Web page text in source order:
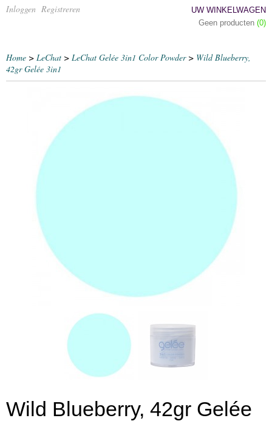
Inloggen Registreren
UW WINKELWAGEN
Geen producten (0)
Home > LeChat > LeChat Gelée 3in1 Color Powder> Wild Blueberry,
42gr Gelée 3in1
Wild Blueberry, 42gr Gelée